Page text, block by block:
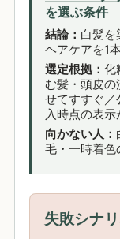
を選ぶ条件
結論： 白髪を
ヘアケアを1
選定根拠： 化
む髪・頭皮の
せてすすぐ
入時点の表示
向かない人：
毛・一時着色
失敗シナ